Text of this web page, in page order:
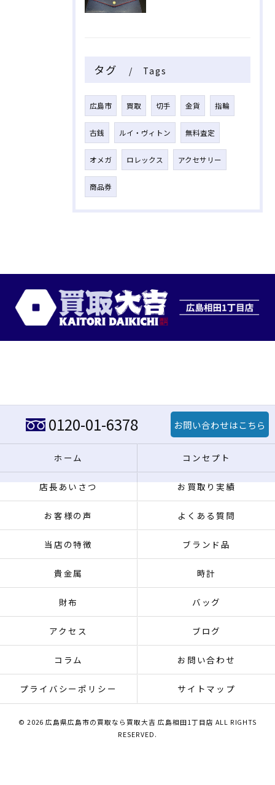
タグ Tags
広島市 買取 切手 金貨 指輪
古銭 ルイ・ヴィトン 無料査定
オメガ ロレックス アクセサリー
商品券
0120-01-6378 お問い合わせはこちら
ホーム コンセプト
店長あいさつ お買取り実績
お客様の声 よくある質問
当店の特徴 ブランド品
貴金属 時計
財布 バッグ
アクセス ブログ
コラム お問い合わせ
プライバシーポリシー サイトマップ
© 2026 広島県広島市の買取なら買取大吉 広島相田1丁目店 ALL RIGHTS
RESERVED.